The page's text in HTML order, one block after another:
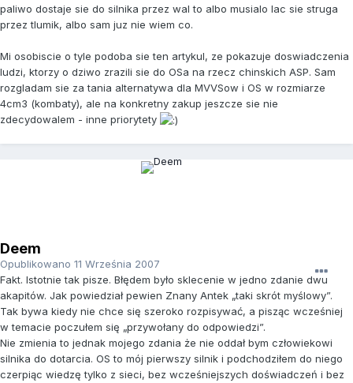
paliwo dostaje sie do silnika przez wal to albo musialo lac sie struga
przez tlumik, albo sam juz nie wiem co.
Mi osobiscie o tyle podoba sie ten artykul, ze pokazuje doswiadczenia
ludzi, ktorzy o dziwo zrazili sie do OSa na rzecz chinskich ASP. Sam
rozgladam sie za tania alternatywa dla MVVSow i OS w rozmiarze
4cm3 (kombaty), ale na konkretny zakup jeszcze sie nie
zdecydowalem - inne priorytety
Deem
Opublikowano 11 Września 2007
Fakt. Istotnie tak pisze. Błędem było sklecenie w jedno zdanie dwu
akapitów. Jak powiedział pewien Znany Antek „taki skrót myślowy”.
Tak bywa kiedy nie chce się szeroko rozpisywać, a pisząc wcześniej
w temacie poczułem się „przywołany do odpowiedzi”.
Nie zmienia to jednak mojego zdania że nie oddał bym człowiekowi
silnika do dotarcia. OS to mój pierwszy silnik i podchodziłem do niego
czerpiąc wiedzę tylko z sieci, bez wcześniejszych doświadczeń i bez